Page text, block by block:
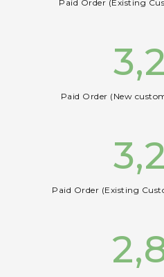
Paid Order (Existing
Paid Order (New
Paid Order (Existing